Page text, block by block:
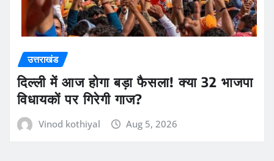
उत्तराखंड
दिल्ली में आज होगा बड़ा फैसला! क्या 32 भाजपा
विधायकों पर गिरेगी गाज?
Vinod kothiyal Aug 5, 2026